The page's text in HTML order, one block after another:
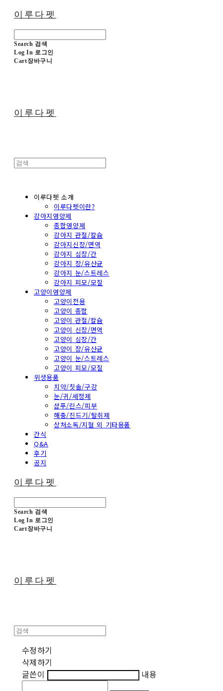
이루다펫
Search 검색
Log In 로그인
Cart장바구니
이루다펫
이루다펫 소개
이루다펫이란?
강아지영양제
종합영양제
강아지 관절/칼슘
강아지신장/면역
강아지 심장/간
강아지 장/유산균
강아지 눈/스트레스
강아지 피모/모질
고양이영양제
고양이전용
고양이 종합
고양이 관절/칼슘
고양이 신장/면역
고양이 심장/간
고양이 장/유산균
고양이 눈/스트레스
고양이 피모/모질
위생용품
치약/칫솔/구강
눈/귀/세정제
샴푸/린스/피부
해충/진드기/탈취제
상처소독/지혈 외 기타용품
간식
Q&A
후기
공지
이루다펫
Search 검색
Log In 로그인
Cart장바구니
이루다펫
수정하기
삭제하기
글쓴이
내용